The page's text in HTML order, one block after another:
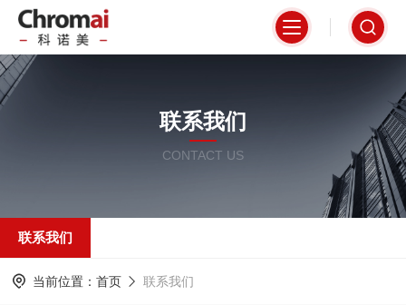
联系我们
CONTACT US
联系我们
当前位置： 首页 联系我们